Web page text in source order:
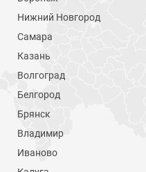
Нижний Новгород
Самара
Казань
Волгоград
Белгород
Брянск
Владимир
Иваново